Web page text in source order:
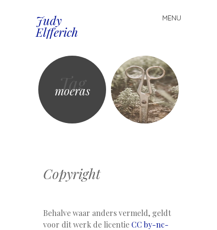
Judy
Elfferich
MENU
Spring
naar
Tag
moeras
Copyright
Behalve waar anders vermeld, geldt
voor dit werk de licentie CC by-nc-